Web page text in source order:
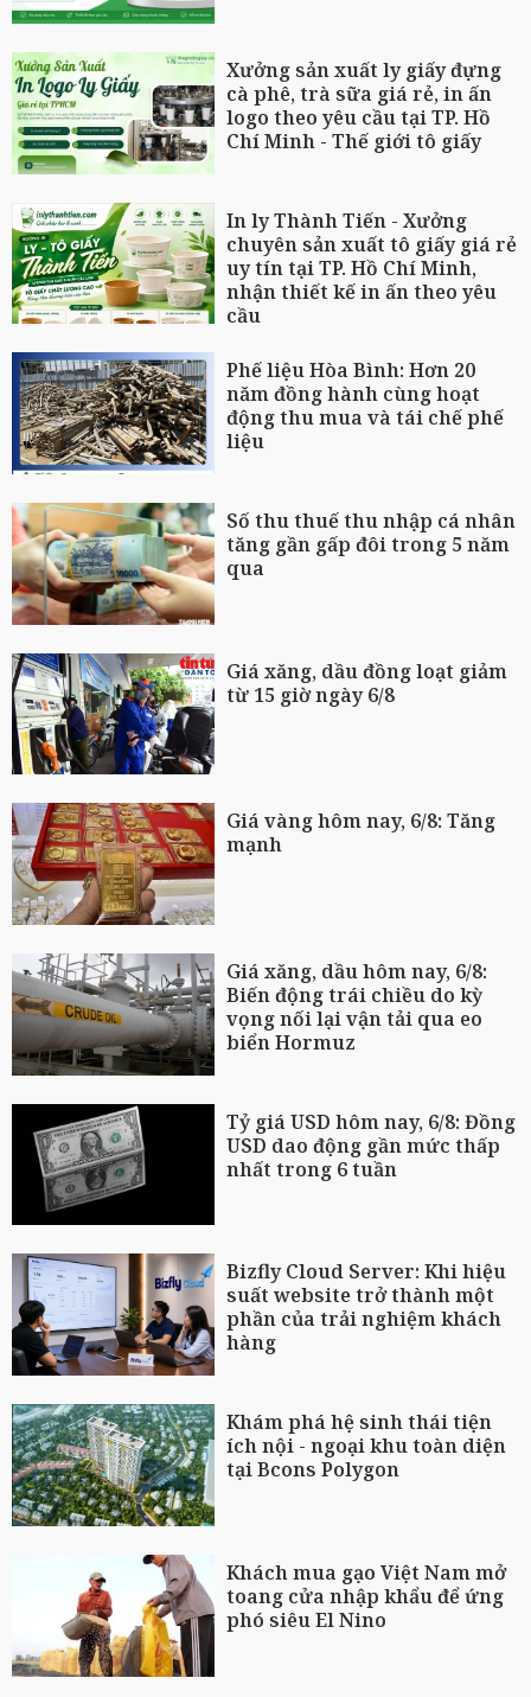
Xưởng sản xuất ly giấy đựng
cà phê, trà sữa giá rẻ, in ấn
logo theo yêu cầu tại TP. Hồ
Chí Minh - Thế giới tô giấy
In ly Thành Tiến - Xưởng
chuyên sản xuất tô giấy giá rẻ
uy tín tại TP. Hồ Chí Minh,
nhận thiết kế in ấn theo yêu
cầu
Phế liệu Hòa Bình: Hơn 20
năm đồng hành cùng hoạt
động thu mua và tái chế phế
liệu
Số thu thuế thu nhập cá nhân
tăng gần gấp đôi trong 5 năm
qua
Giá xăng, dầu đồng loạt giảm
từ 15 giờ ngày 6/8
Giá vàng hôm nay, 6/8: Tăng
mạnh
Giá xăng, dầu hôm nay, 6/8:
Biến động trái chiều do kỳ
vọng nối lại vận tải qua eo
biển Hormuz
Tỷ giá USD hôm nay, 6/8: Đồng
USD dao động gần mức thấp
nhất trong 6 tuần
Bizfly Cloud Server: Khi hiệu
suất website trở thành một
phần của trải nghiệm khách
hàng
Khám phá hệ sinh thái tiện
ích nội - ngoại khu toàn diện
tại Bcons Polygon
Khách mua gạo Việt Nam mở
toang cửa nhập khẩu để ứng
phó siêu El Nino